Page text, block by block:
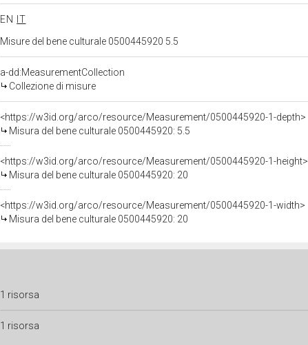
EN
IT
Misure del bene culturale 0500445920 5.5
a-dd:MeasurementCollection
Collezione di misure
<https://w3id.org/arco/resource/Measurement/0500445920-1-depth>
Misura del bene culturale 0500445920: 5.5
<https://w3id.org/arco/resource/Measurement/0500445920-1-height>
Misura del bene culturale 0500445920: 20
<https://w3id.org/arco/resource/Measurement/0500445920-1-width>
Misura del bene culturale 0500445920: 20
1 risorsa
1 risorsa